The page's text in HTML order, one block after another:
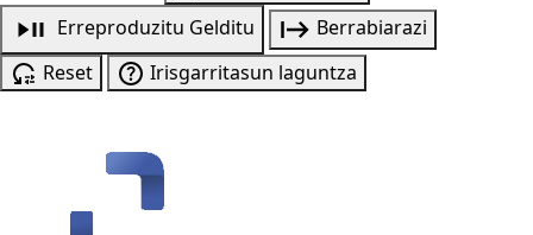
Erreproduzitu Gelditu
Berrabiarazi
Reset
Irisgarritasun laguntza